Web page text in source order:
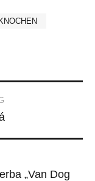
KNOCHEN
„Van Dog